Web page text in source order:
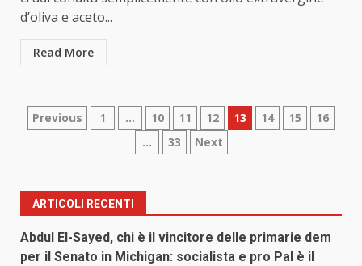
d’oliva e aceto...
Read More
Paginazione
articoli
Previous 1 … 10 11 12 13 14 15
16
…
33 Next
ARTICOLI RECENTI
Abdul El-Sayed, chi è il vincitore delle primarie dem
per il Senato in Michigan: socialista e pro Pal è il